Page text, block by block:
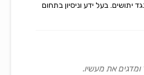
יתושים. בעל ידע וניסיון בתחום
ומדגים את מעשיו.